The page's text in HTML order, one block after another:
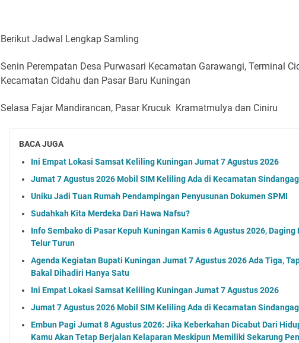
Berikut Jadwal Lengkap Samling
Senin Perempatan Desa Purwasari Kecamatan Garawangi, Terminal
Kecamatan Cidahu dan Pasar Baru Kuningan
Selasa Fajar Mandirancan, Pasar Krucuk Kramatmulya dan Ciniru
BACA JUGA
Ini Empat Lokasi Samsat Keliling Kuningan Jumat 7 Agustus 2026
Jumat 7 Agustus 2026 Mobil SIM Keliling Ada di Kecamatan
Uniku Jadi Tuan Rumah Pendampingan Penyusunan Dokumen SPMI
Sudahkah Kita Merdeka Dari Hawa Nafsu?
Info Sembako di Pasar Kepuh Kuningan Kamis 6 Agustus 2026, Daging
Telur Turun
Agenda Kegiatan Bupati Kuningan Jumat 7 Agustus 2026 Ada Tiga,
Bakal Dihadiri Hanya Satu
Ini Empat Lokasi Samsat Keliling Kuningan Jumat 7 Agustus 2026
Jumat 7 Agustus 2026 Mobil SIM Keliling Ada di Kecamatan
Embun Pagi Jumat 8 Agustus 2026: Jika Keberkahan Dicabut Dari
Kamu Akan Tetap Berjalan Kelaparan Meskipun Memiliki Sekarung